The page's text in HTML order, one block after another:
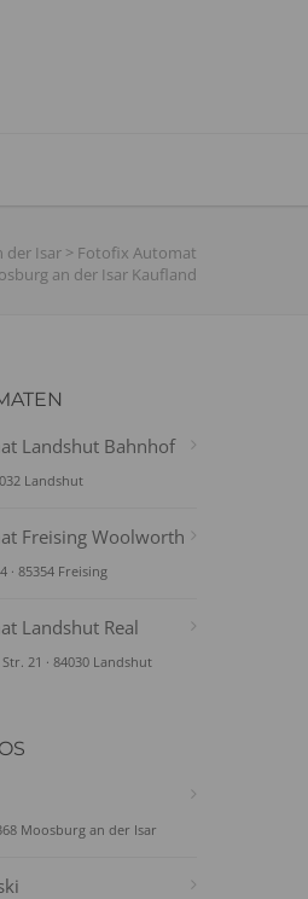
der Isar > Fotofix Automat
an der Isar Kaufland
Landshut Bahnhof
Landshut
Freising Woolworth
· 85354 Freising
Landshut Real
21 · 84030 Landshut
Moosburg an der Isar